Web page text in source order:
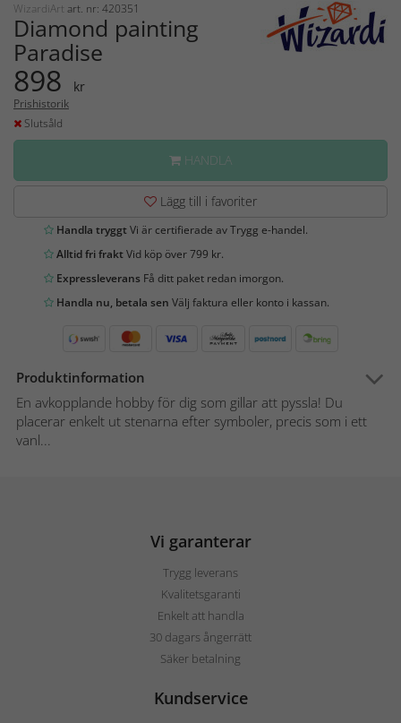
WizardiArt art. nr: 420351
Diamond painting
Paradise
898 kr
Prishistorik
Slutsåld
HANDLA
Lägg till i favoriter
Handla tryggtVi är certifierade av Trygg e-handel.
Alltid fri fraktVid köp över 799 kr.
Expressleverans Få ditt paket redan imorgon.
Handla nu, betala sen Välj faktura eller konto i kassan.
Produktinformation
En avkopplande hobby för dig som gillar att pyssla! Du
placerar enkelt ut stenarna efter symboler, precis som i ett
vanl...
Vi garanterar
Trygg leverans
Kvalitetsgaranti
Enkelt att handla
30 dagars ångerrätt
Säker betalning
Kundservice